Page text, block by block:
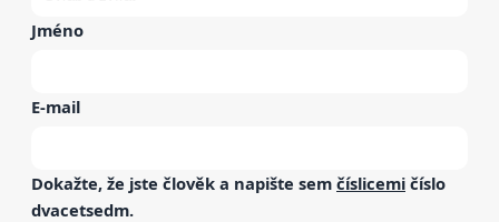
Jméno
E-mail
Dokažte, že jste člověk a napište sem číslicemi číslo
dvacetsedm.